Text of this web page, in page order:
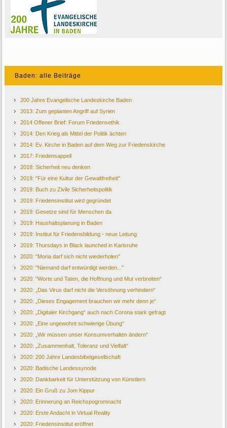
Baden: alle Beiträge
200 Jahre Evangelische Landeskirche Baden
2013: Zum geplanten Angriff auf Syrien
2014 Offener Brief: Forum Friedensethik
2014: Den Krieg als Mittel der Politik ächten
2014: Ev. Kirche in Baden auf dem Weg zur Friedenskirche
2017: Friedensappell
2018: Sicherheit neu denken
2019: "Für eine Kultur der Gewaltfreiheit"
2019: Buch zu Zivile Sicherheitspolitik
2019: Friedensinstitut wird gegründet
2019: Gesetze sind für Menschen da
2019: Haushaltsplanung in Baden
2019: Institut für Friedensbildung - neue Leitung
2019: Thursdays in Black launched in Karlsruhe
2020: "Moria darf sich nicht wiederholen"
2020: "Niemand darf entwürdigt werden..."
2020: "Worte und Taten, die Hoffnung und Mut verbreiten“
2020: „Das Virus darf nicht die Versöhnung verhindern“
2020: „Dieses Engagement brauchen wir mehr denn je“
2020: „Digitaler Kirchgang“ auch nach Corona stark gefragt
2020: „Eine ungewohnt schwierige Übung“
2020: „Wir müssen unser Konsumverhalten ändern“
2020: „Zusammenhalt, Toleranz und Vielfalt“
2020: 200 Jahre Landesbibelgesellschaft
2020: Badische Landessynode
2020: Dankbarkeit für Unterstützung von Künstlern
2020: Ein Gruß zu Jom Kippur
2020: Erinnerung an Reichspogromnacht
2020: Erste Andacht in Virtual Reality
2020: Friedensinstitut eröffnet